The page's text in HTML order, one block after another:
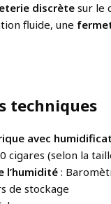
discrètesur le
fluide, une
techniques
avec
cigares (selon la
l’humidité :
de stockage